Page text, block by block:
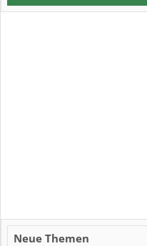
Neue Themen